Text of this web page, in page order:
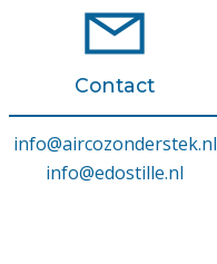
Contact
info@aircozonderstek.nl
info@edostille.nl